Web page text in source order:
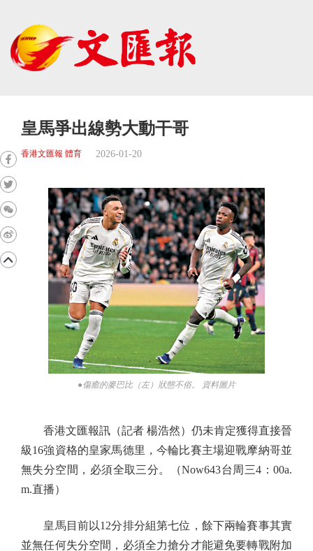
皇馬爭出線勢大動干哥
香港文匯報 體育 2026-01-20
●傷癒的麥巴比（左）狀態不俗。 資料圖片
香港文匯報訊（記者 楊浩然）仍未肯定獲得直接晉
級16強資格的皇家馬德里，今輪比賽主場迎戰摩納哥並
無失分空間，必須全取三分。（Now643台周三4：00a.
m.直播）
皇馬目前以12分排分組第七位，餘下兩輪賽事其實
並無任何失分空間，必須全力搶分才能避免要轉戰附加